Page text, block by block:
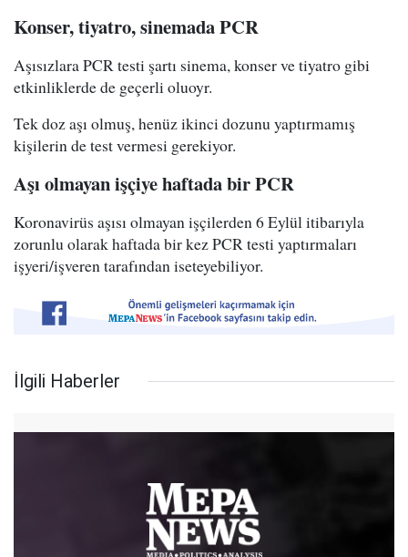
Konser, tiyatro, sinemada PCR
Aşısızlara PCR testi şartı sinema, konser ve tiyatro gibi
etkinliklerde de geçerli oluoyr.
Tek doz aşı olmuş, henüz ikinci dozunu yaptırmamış
kişilerin de test vermesi gerekiyor.
Aşı olmayan işçiye haftada bir PCR
Koronavirüs aşısı olmayan işçilerden 6 Eylül itibarıyla
zorunlu olarak haftada bir kez PCR testi yaptırmaları
işyeri/işveren tarafından iseteyebiliyor.
İlgili Haberler